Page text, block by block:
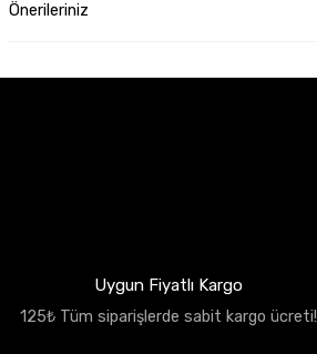
Önerileriniz
Uygun Fiyatlı Kargo
125₺ Tüm siparişlerde sabit kargo ücreti!